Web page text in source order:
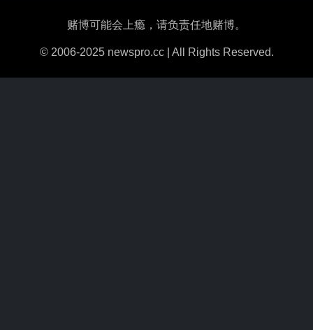
赌博可能会上瘾，请负责任地赌博。
© 2006-2025 newspro.cc | All Rights Reserved.